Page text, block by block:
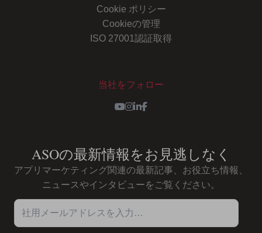
Cookie ポリシー
Cookieの管理
ISO 27001認証取得
当社をフォロー
Youtube
Instagram
LinkedIn
Facebook
ASOの最新情報をお見逃しなく
アプリマーケティング関連の最新記事、お役立ち情報、
ニュースやインタビューをご覧ください。
社用メールアドレスを入力…